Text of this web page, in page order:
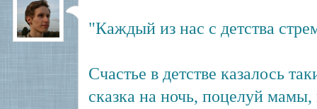
"Каждый из нас с детства
Счастье в детстве казалось
сказка на ночь, поцелуй